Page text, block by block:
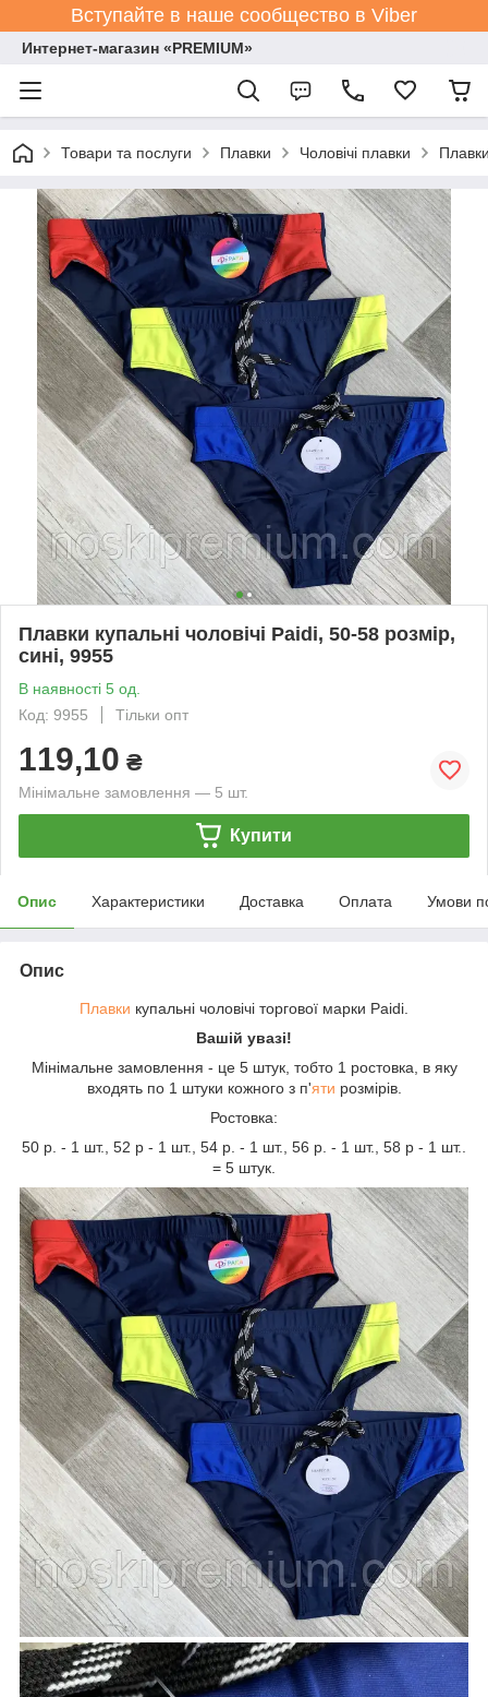
Вступайте в наше сообщество в Viber
Интернет-магазин «PREMIUM»
Товари та послуги Плавки Чоловічі плавки
Плавки купальні чоловічі Paidi, 50-58 розмір,
сині, 9955
В наявності 5 од.
Код: 9955
Тільки опт
119,10 ₴
Мінімальне замовлення — 5 шт.
Купити
Опис Характеристики Доставка Оплата Умови
Опис
Плавки купальні чоловічі торгової марки Paidi.
Вашій увазі!
Мінімальне замовлення - це 5 штук, тобто 1 ростовка, в яку
входять по 1 штуки кожного з п'яти розмірів.
Ростовка:
50 р. - 1 шт., 52 р - 1 шт., 54 р. - 1 шт., 56 р. - 1 шт., 58 р - 1 шт..
= 5 штук.